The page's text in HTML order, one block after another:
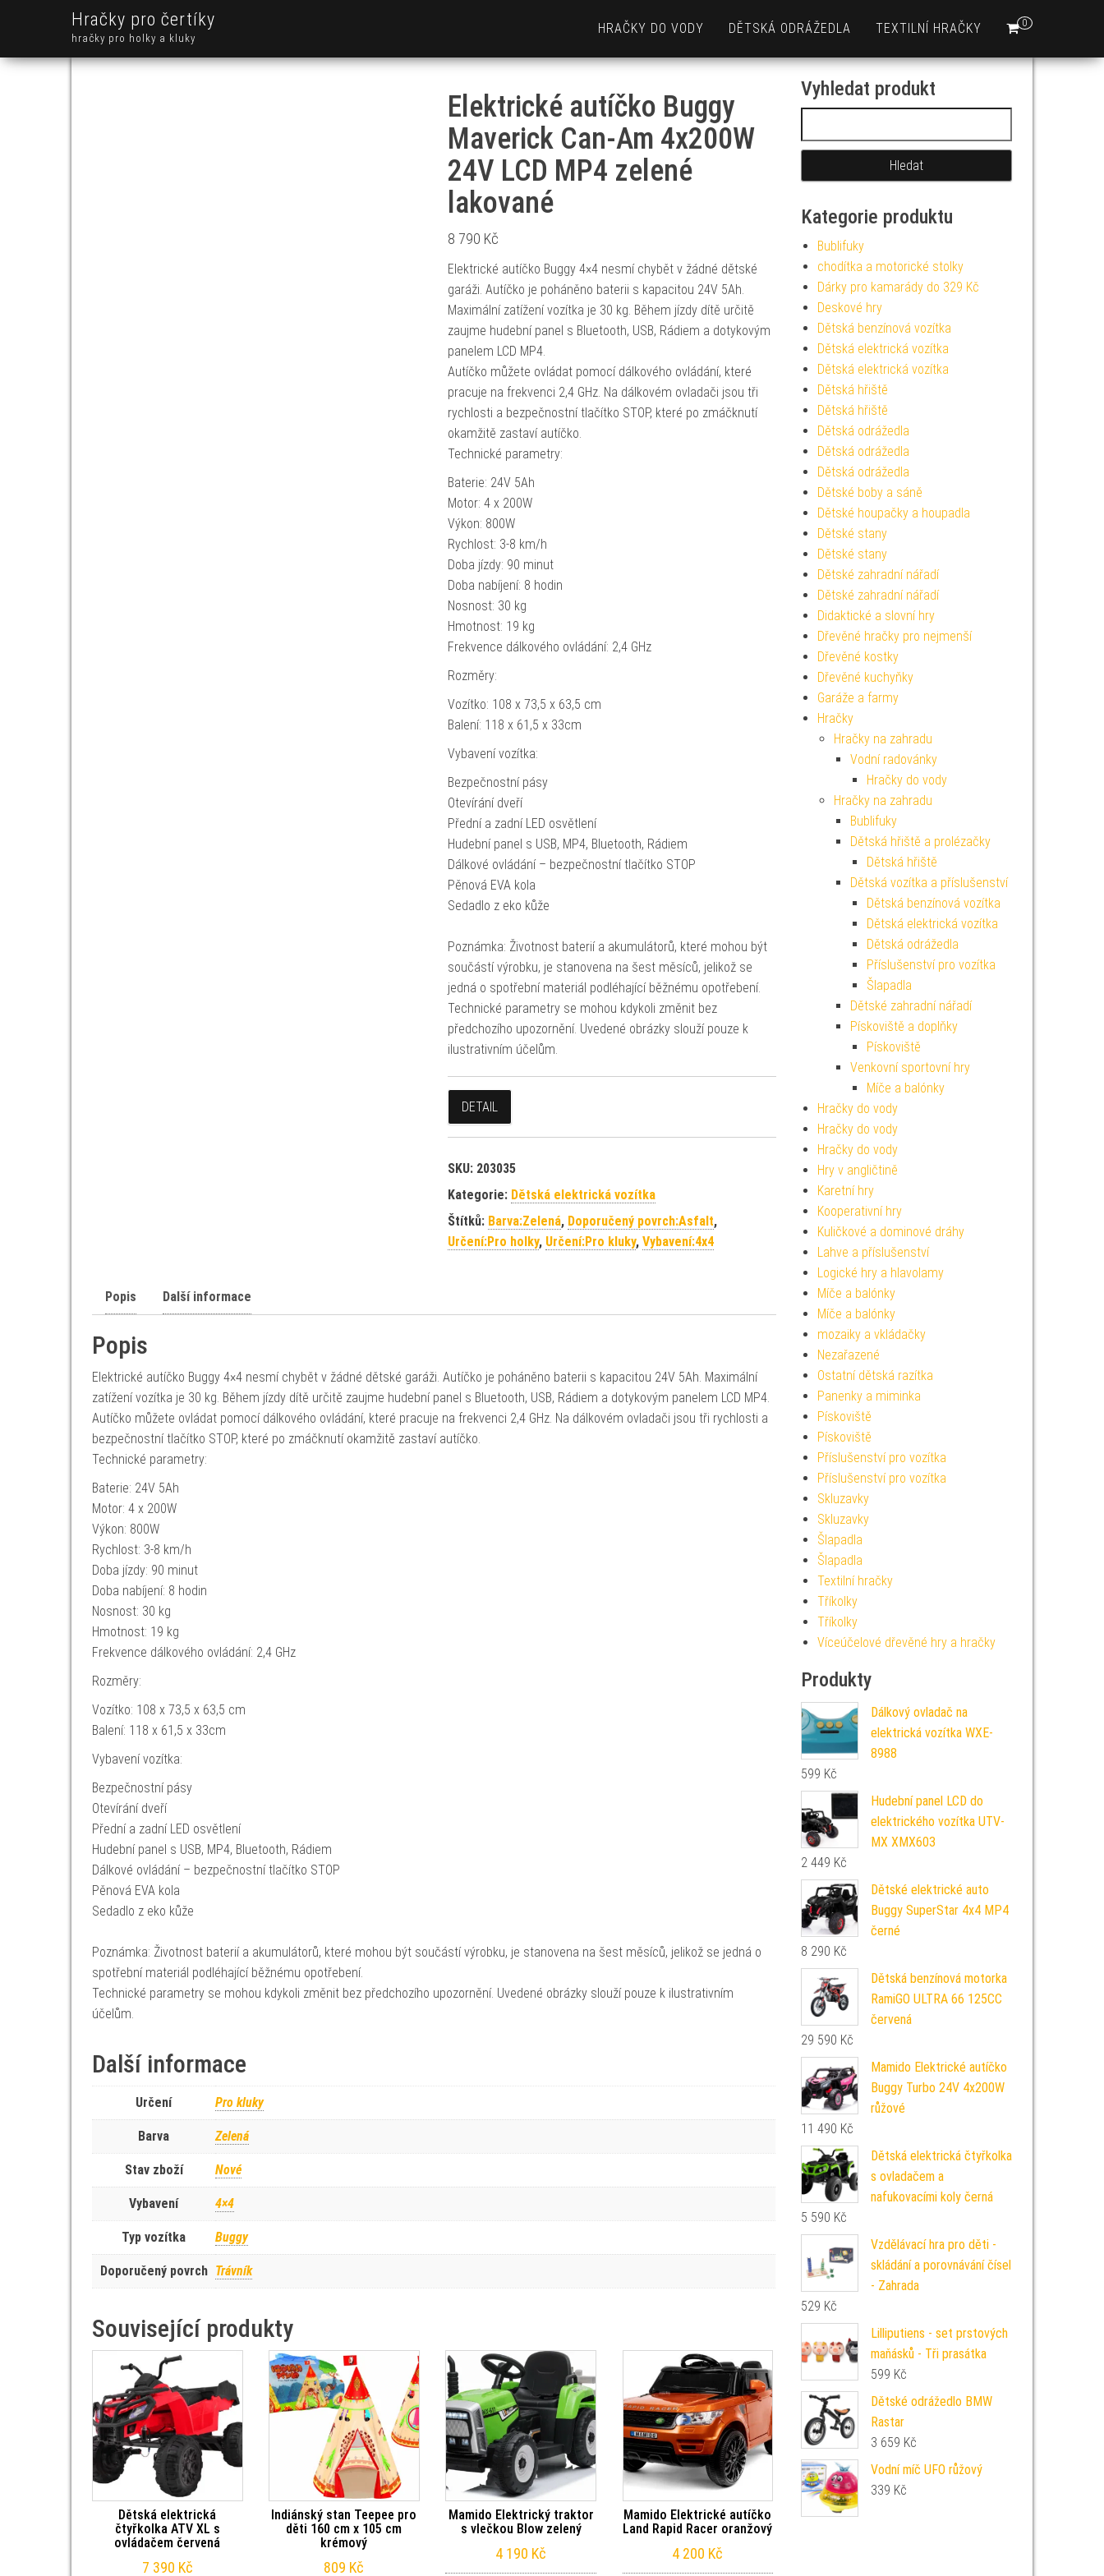
Hračky pro čertíky
hračky pro holky a kluky
0
HRAČKY DO VODY DĚTSKÁ ODRÁŽEDLA TEXTILNÍ HRAČKY
Elektrické autíčko Buggy
Maverick Can-Am 4x200W
24V LCD MP4 zelené
lakované
8 790 Kč
Elektrické autíčko Buggy 4×4 nesmí chybět v žádné dětské
garáži. Autíčko je poháněno baterii s kapacitou 24V 5Ah.
Maximální zatížení vozítka je 30 kg. Během jízdy dítě určitě
zaujme hudební panel s Bluetooth, USB, Rádiem a dotykovým
panelem LCD MP4.
Autíčko můžete ovládat pomocí dálkového ovládání, které
pracuje na frekvenci 2,4 GHz. Na dálkovém ovladači jsou tři
rychlosti a bezpečnostní tlačítko STOP, které po zmáčknutí
okamžitě zastaví autíčko.
Technické parametry:
Baterie: 24V 5Ah
Motor: 4 x 200W
Výkon: 800W
Rychlost: 3-8 km/h
Doba jízdy: 90 minut
Doba nabíjení: 8 hodin
Nosnost: 30 kg
Hmotnost: 19 kg
Frekvence dálkového ovládání: 2,4 GHz
Rozměry:
Vozítko: 108 x 73,5 x 63,5 cm
Balení: 118 x 61,5 x 33cm
Vybavení vozítka:
Bezpečnostní pásy
Otevírání dveří
Přední a zadní LED osvětlení
Hudební panel s USB, MP4, Bluetooth, Rádiem
Dálkové ovládání – bezpečnostní tlačítko STOP
Pěnová EVA kola
Sedadlo z eko kůže
Poznámka: Životnost baterií a akumulátorů, které mohou být
součástí výrobku, je stanovena na šest měsíců, jelikož se
jedná o spotřební materiál podléhající běžnému opotřebení.
Technické parametry se mohou kdykoli změnit bez
předchozího upozornění. Uvedené obrázky slouží pouze k
ilustrativním účelům.
DETAIL
SKU: 203035
Kategorie: Dětská elektrická vozítka
Štítků: Barva:Zelená, Doporučený povrch:Asfalt,
Určení:Pro holky, Určení:Pro kluky, Vybavení:4x4
Popis Další informace
Popis
Elektrické autíčko Buggy 4×4 nesmí chybět v žádné dětské garáži. Autíčko je poháněno baterii s kapacitou 24V 5Ah. Maximální
zatížení vozítka je 30 kg. Během jízdy dítě určitě zaujme hudební panel s Bluetooth, USB, Rádiem a dotykovým panelem LCD MP4.
Autíčko můžete ovládat pomocí dálkového ovládání, které pracuje na frekvenci 2,4 GHz. Na dálkovém ovladači jsou tři rychlosti a
bezpečnostní tlačítko STOP, které po zmáčknutí okamžitě zastaví autíčko.
Technické parametry:
Baterie: 24V 5Ah
Motor: 4 x 200W
Výkon: 800W
Rychlost: 3-8 km/h
Doba jízdy: 90 minut
Doba nabíjení: 8 hodin
Nosnost: 30 kg
Hmotnost: 19 kg
Frekvence dálkového ovládání: 2,4 GHz
Rozměry:
Vozítko: 108 x 73,5 x 63,5 cm
Balení: 118 x 61,5 x 33cm
Vybavení vozítka:
Bezpečnostní pásy
Otevírání dveří
Přední a zadní LED osvětlení
Hudební panel s USB, MP4, Bluetooth, Rádiem
Dálkové ovládání – bezpečnostní tlačítko STOP
Pěnová EVA kola
Sedadlo z eko kůže
Poznámka: Životnost baterií a akumulátorů, které mohou být součástí výrobku, je stanovena na šest měsíců, jelikož se jedná o
spotřební materiál podléhající běžnému opotřebení.
Technické parametry se mohou kdykoli změnit bez předchozího upozornění. Uvedené obrázky slouží pouze k ilustrativním
účelům.
Další informace
Určení Pro kluky
Barva Zelená
Stav zboží Nové
Vybavení 4×4
Typ vozítka Buggy
Doporučený povrch Trávník
Související produkty
Dětská elektrická
čtyřkolka ATV XL s
ovládačem červená
7 390 Kč
Indiánský stan Teepee pro
děti 160 cm x 105 cm
krémový
809 Kč
Mamido Elektrický traktor
s vlečkou Blow zelený
4 190 Kč
Mamido Elektrické autíčko
Land Rapid Racer oranžový
4 200 Kč
Vyhledat produkt
Kategorie produktu
Bublifuky
chodítka a motorické stolky
Dárky pro kamarády do 329 Kč
Deskové hry
Dětská benzínová vozítka
Dětská elektrická vozítka
Dětská elektrická vozítka
Dětská hřiště
Dětská hřiště
Dětská odrážedla
Dětská odrážedla
Dětská odrážedla
Dětské boby a sáně
Dětské houpačky a houpadla
Dětské stany
Dětské stany
Dětské zahradní nářadí
Dětské zahradní nářadí
Didaktické a slovní hry
Dřevěné hračky pro nejmenší
Dřevěné kostky
Dřevěné kuchyňky
Garáže a farmy
Hračky
Hračky na zahradu
Vodní radovánky
Hračky do vody
Hračky na zahradu
Bublifuky
Dětská hřiště a prolézačky
Dětská hřiště
Dětská vozítka a příslušenství
Dětská benzínová vozítka
Dětská elektrická vozítka
Dětská odrážedla
Příslušenství pro vozítka
Šlapadla
Dětské zahradní nářadí
Pískoviště a doplňky
Pískoviště
Venkovní sportovní hry
Míče a balónky
Hračky do vody
Hračky do vody
Hračky do vody
Hry v angličtině
Karetní hry
Kooperativní hry
Kuličkové a dominové dráhy
Lahve a příslušenství
Logické hry a hlavolamy
Míče a balónky
Míče a balónky
mozaiky a vkládačky
Nezařazené
Ostatní dětská razítka
Panenky a miminka
Pískoviště
Pískoviště
Příslušenství pro vozítka
Příslušenství pro vozítka
Skluzavky
Skluzavky
Šlapadla
Šlapadla
Textilní hračky
Tříkolky
Tříkolky
Víceúčelové dřevěné hry a hračky
Produkty
Dálkový ovladač na
elektrická vozítka WXE-
8988
599 Kč
Hudební panel LCD do
elektrického vozítka UTV-
MX XMX603
2 449 Kč
Dětské elektrické auto
Buggy SuperStar 4x4 MP4
černé
8 290 Kč
Dětská benzínová motorka
RamiGO ULTRA 66 125CC
červená
29 590 Kč
Mamido Elektrické autíčko
Buggy Turbo 24V 4x200W
růžové
11 490 Kč
Dětská elektrická čtyřkolka
s ovladačem a
nafukovacími koly černá
5 590 Kč
Vzdělávací hra pro děti -
skládání a porovnávání čísel
- Zahrada
529 Kč
Lilliputiens - set prstových
maňásků - Tři prasátka
599 Kč
Dětské odrážedlo BMW
Rastar
3 659 Kč
Vodní míč UFO růžový
339 Kč